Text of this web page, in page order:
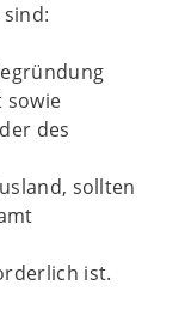
sowie
des
sollten
ist.